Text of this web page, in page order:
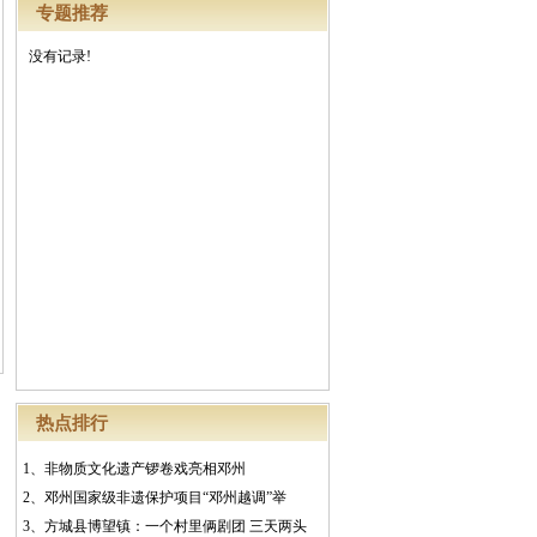
专题推荐
没有记录!
热点排行
1、 非物质文化遗产锣卷戏亮相邓州
2、 邓州国家级非遗保护项目“邓州越调”举
3、 方城县博望镇：一个村里俩剧团 三天两头